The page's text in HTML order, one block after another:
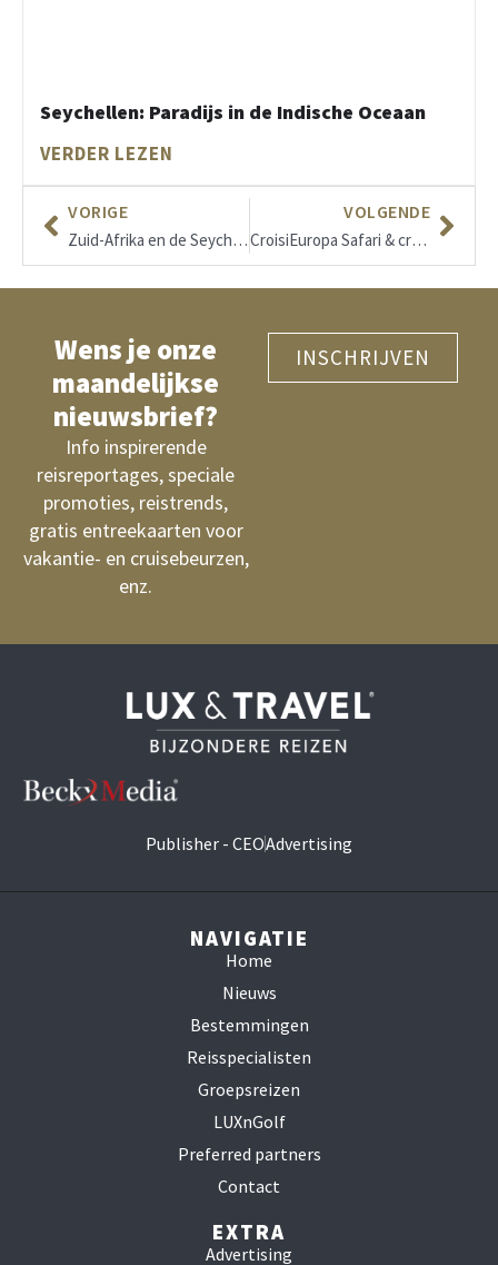
Seychellen: Paradijs in de Indische Oceaan
VERDER LEZEN
VORIGE
Zuid-Afrika en de Seychellen
VOLGENDE
CroisiEuropa Safari & cruisebeleving in Zimbabwe
Wens je onze
maandelijkse
nieuwsbrief?
Info inspirerende
reisreportages, speciale
promoties, reistrends,
gratis entreekaarten voor
vakantie- en cruisebeurzen,
enz.
INSCHRIJVEN
Publisher - CEOAdvertising
NAVIGATIE
Home
Nieuws
Bestemmingen
Reisspecialisten
Groepsreizen
LUXnGolf
Preferred partners
Contact
EXTRA
Advertising